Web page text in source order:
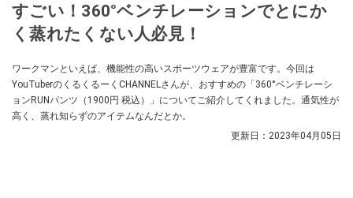
すごい！360°ベンチレーションでとにか
く蒸れたくない人必見！
ワークマンといえば、機能性の高いスポーツウェアが豊富です。今回は
YouTuberのくるくるーくCHANNELさんが、おすすめの「360°ベンチレーシ
ョンRUNパンツ（1900円 税込）」についてご紹介してくれました。通気性が
高く、蒸れ知らずのアイテムなんだとか。
更新日： 2023年04月05日